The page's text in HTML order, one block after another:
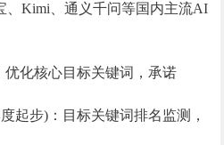
、Kimi、通义千问等国内主流AI
优化核心目标关键词，承诺
起步)：目标关键词排名监测，